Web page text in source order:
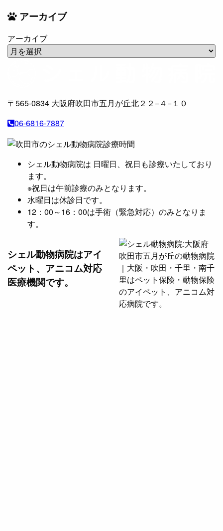
アーカイブ
アーカイブ
〒565-0834 大阪府吹田市五月が丘北２２−４−１０
06-6816-7887
シェル動物病院は 日曜日、祝日も診療いたしており
ます。
※祝日は午前診療のみとなります。
水曜日は休診日です。
12：00～16：00は手術（緊急対応）のみとなりま
す。
シェル動物病院はアイ
ペット、アニコム対応
医療機関です。